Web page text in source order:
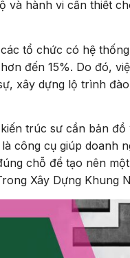
và hành vi cần thiết
tổ chức có hệ thống
đến 15%. Do đó,
xây dựng lộ trình
trúc sư cần bản
công cụ giúp doanh
chỗ để tạo nên
Xây Dựng Khung